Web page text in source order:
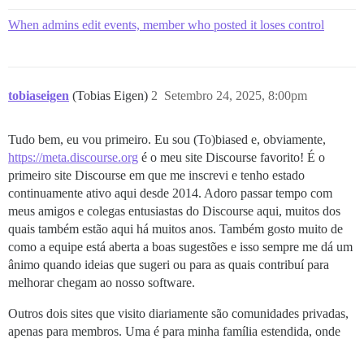
When admins edit events, member who posted it loses control
tobiaseigen (Tobias Eigen) Setembro 24, 2025, 8:00pm
2
Tudo bem, eu vou primeiro. Eu sou (To)biased e, obviamente,
https://meta.discourse.org é o meu site Discourse favorito! É o
primeiro site Discourse em que me inscrevi e tenho estado
continuamente ativo aqui desde 2014. Adoro passar tempo com
meus amigos e colegas entusiastas do Discourse aqui, muitos dos
quais também estão aqui há muitos anos. Também gosto muito de
como a equipe está aberta a boas sugestões e isso sempre me dá um
ânimo quando ideias que sugeri ou para as quais contribuí para
melhorar chegam ao nosso software.
Outros dois sites que visito diariamente são comunidades privadas,
apenas para membros. Uma é para minha família estendida, onde